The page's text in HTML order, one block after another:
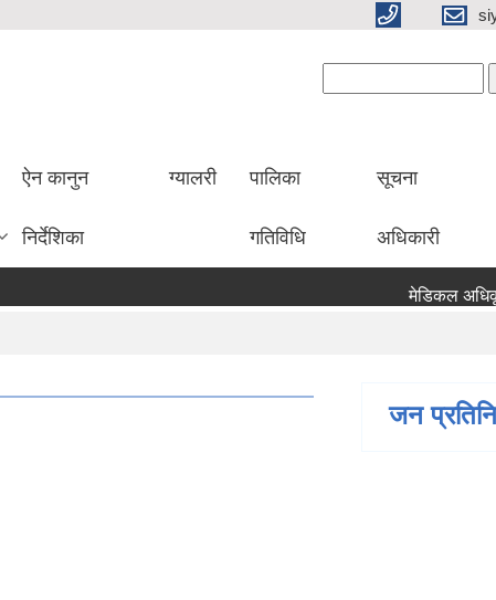
ऐन कानुन
निर्देशिका
ग्यालरी पालिका
गतिविधि
सूचना
अधिकारी
जन